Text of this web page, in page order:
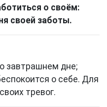
о своём:
своей заботы.
завтрашнем дне;
о себе. Для
тревог.